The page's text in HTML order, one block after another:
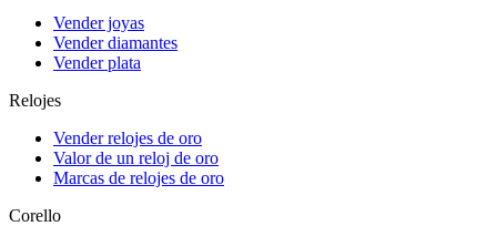
Vender joyas
Vender diamantes
Vender plata
Relojes
Vender relojes de oro
Valor de un reloj de oro
Marcas de relojes de oro
Corello